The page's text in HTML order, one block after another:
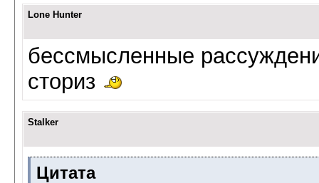
Lone Hunter
бессмысленные
сториз
Stalker
Цитата